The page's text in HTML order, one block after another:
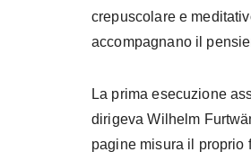
crepuscolare e
accompagnano il
La prima esecuzione
dirigeva Wilhelm
pagine misura il proprio